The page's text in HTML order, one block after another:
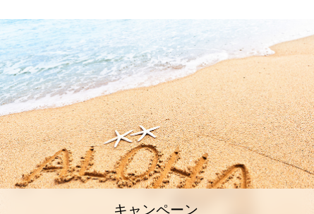
キャンペーン